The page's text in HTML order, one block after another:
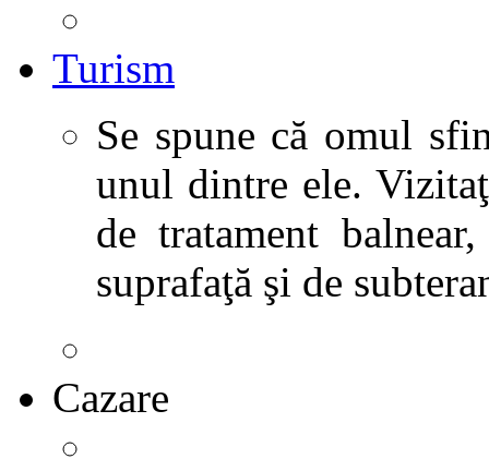
Turism
Se spune că omul
unul dintre ele.
de tratament
suprafaţă şi de
Cazare